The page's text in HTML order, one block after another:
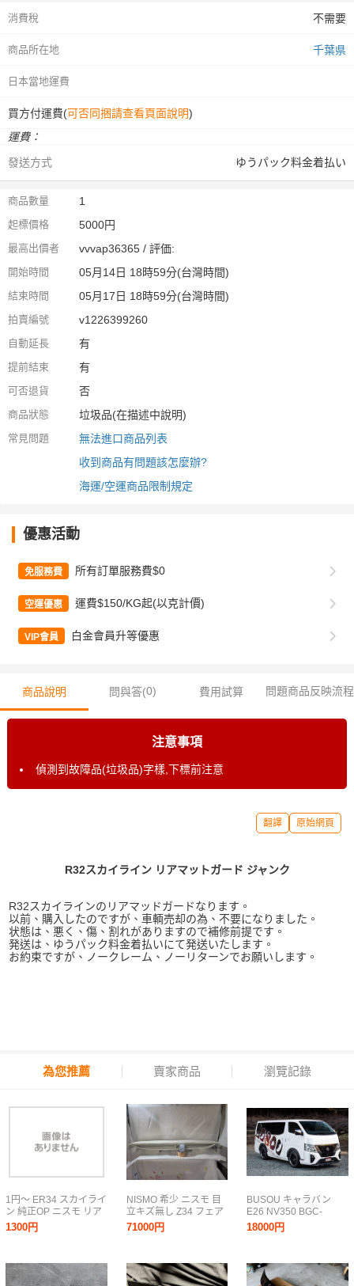
消費稅 不需要
商品所在地 千葉県
日本當地運費
買方付運費(可否同捆請查看頁面說明)
運費：
發送方式
ゆうパック料金着払い
商品數量 1
起標價格 5000円
最高出價者 vvvap36365 / 評価:
開始時間 05月14日 18時59分(台灣時間)
結束時間 05月17日 18時59分(台灣時間)
拍賣編號 v1226399260
自動延長 有
提前結束 有
可否退貨 否
商品狀態 垃圾品(在描述中說明)
常見問題
無法進口商品列表
收到商品有問題該怎麼辦?
海運/空運商品限制規定
優惠活動
免服務費 所有訂單服務費$0
空運優惠 運費$150/KG起(以克計價)
VIP會員 白金會員升等優惠
商品說明 問與答(0) 費用試算 問題商品反映流程
注意事項
偵測到故障品(垃圾品)字樣,下標前注意
翻譯 原始網頁
R32スカイライン リアマットガード ジャンク
R32スカイラインのリアマッドガードなります。
以前、購入したのですが、車輌売却の為、不要になりました。
状態は、悪く、傷、割れがありますので補修前提です。
発送は、ゆうパック料金着払いにて発送いたします。
お約束ですが、ノークレーム、ノーリターンでお願いします。
為您推薦 賣家商品 瀏覽記錄
1円～ ER34 スカイライ
ン 純正OP ニスモ リア
スポイラー リア ウイン
グ NISSAN GT ER34
1300円
NISMO 希少 ニスモ 目
立キズ無し Z34 フェア
レディZ QAB パール 前
期 純正 リアウイング
1A33A
71000円
BUSOU キャラバン
E26 NV350 BGC-
1008P リア リヤ ルーフ
スポイラー ウイング エ
18000円